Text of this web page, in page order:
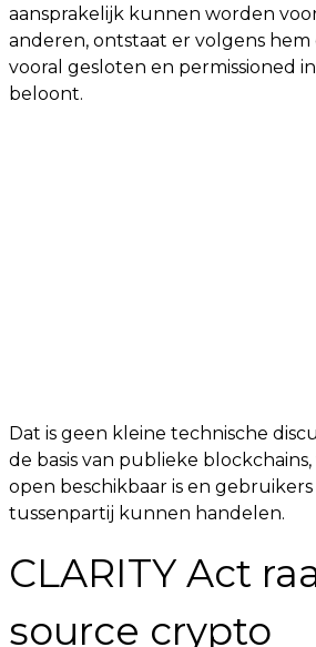
aansprakelijk kunnen worden
anderen, ontstaat er volgens hem
vooral gesloten en permissioned
beloont.
Dat is geen kleine technische
de basis van publieke
open beschikbaar is en
tussenpartij kunnen handelen.
CLARITY Act
source crypto